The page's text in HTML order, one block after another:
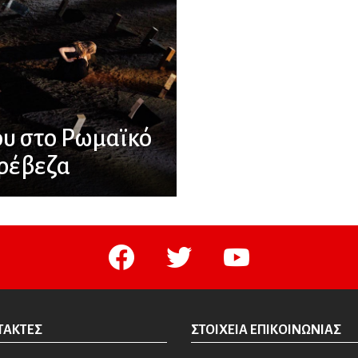
στο Ρωμαϊκό
facebook twitter youtube
ΣΤΟΙΧΕΊΑ ΕΠΙΚΟΙΝΩΝΊΑΣ